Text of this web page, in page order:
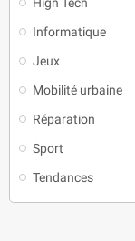
Informatique
Jeux
Mobilité urbaine
Réparation
Sport
Tendances